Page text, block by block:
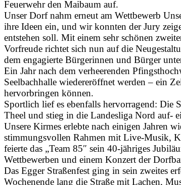
Feuerwehr den Maibaum auf.
Unser Dorf nahm erneut am Wettbewerb
ihre Ideen ein, und wir konnten der Jury
entstehen soll. Mit einem sehr schönen
Vorfreude richtet sich nun auf die
dem engagierte Bürgerinnen und Bürger
Ein Jahr nach dem verheerenden
Seelbachhalle wiedereröffnet werden – ein
hervorbringen können.
Sportlich lief es ebenfalls hervorragend: Die
Theel und stieg in die Landesliga Nord auf-
Unsere Kirmes erlebte nach einigen Jahren
stimmungsvollen Rahmen mit Live-Musik,
feierte das „Team 85″ sein 40-jähriges
Wettbewerben und einem Konzert der
Das Egger Straßenfest ging in sein zweites
Wochenende lang die Straße mit Lachen,